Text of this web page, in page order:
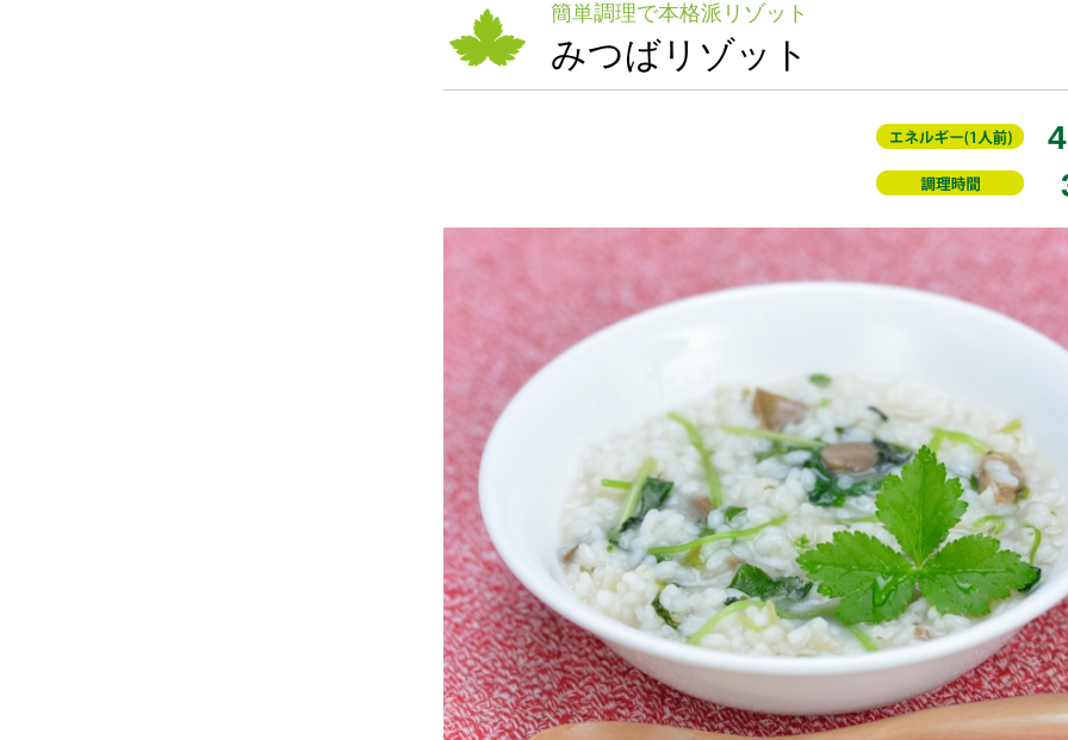
簡単調理で本格派リゾット
みつばリゾット